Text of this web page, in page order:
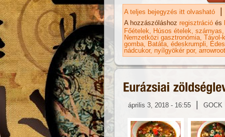
A teljes bejegyzés itt olvasható |
A hozzászóláshoz regisztráció és
Főételek
Húsos ételek szárnyas
Nemzetközi gasztronómia Távol-
gomba
Batáta édeskrumpli
nádcukor nyílgyökér por arrowroot
április 3, 2018 - 16:55 | GOCK